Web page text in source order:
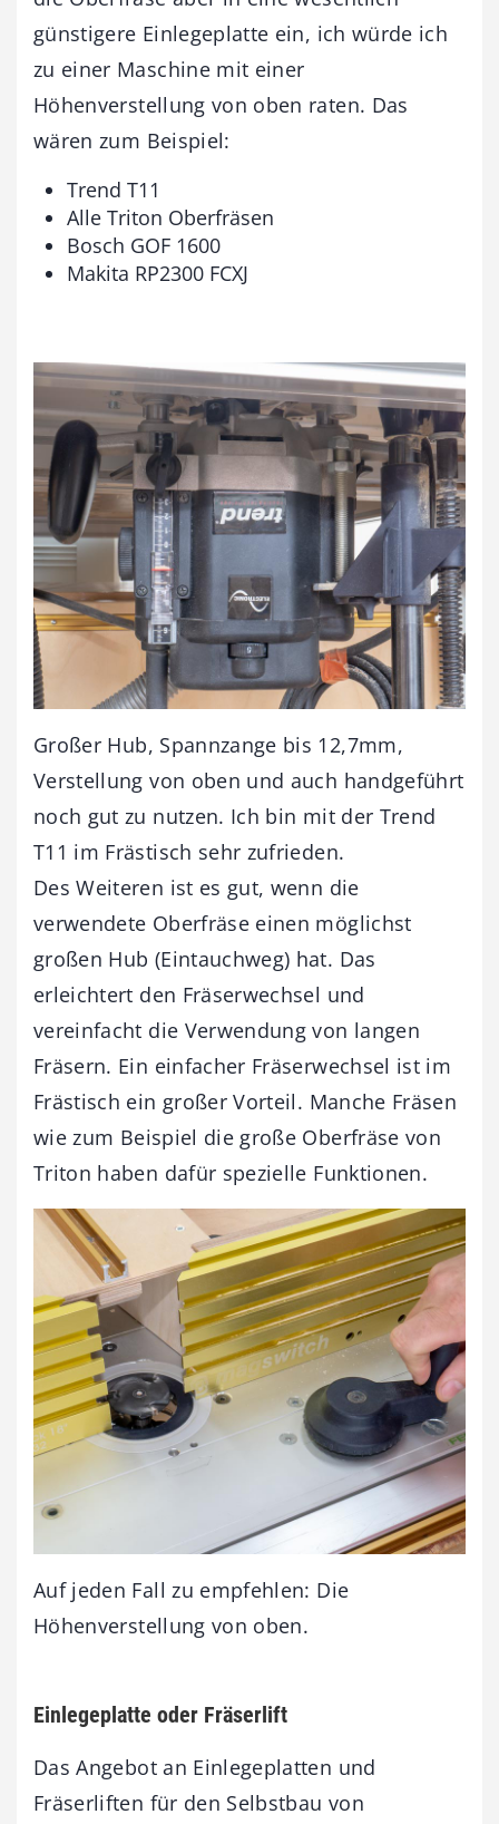
günstigere Einlegeplatte ein, ich würde ich
zu einer Maschine mit einer
Höhenverstellung von oben raten. Das
wären zum Beispiel:
Trend T11
Alle Triton Oberfräsen
Bosch GOF 1600
Makita RP2300 FCXJ
Großer Hub, Spannzange bis 12,7mm,
Verstellung von oben und auch handgeführt
noch gut zu nutzen. Ich bin mit der Trend
T11 im Frästisch sehr zufrieden.
Des Weiteren ist es gut, wenn die
verwendete Oberfräse einen möglichst
großen Hub (Eintauchweg) hat. Das
erleichtert den Fräserwechsel und
vereinfacht die Verwendung von langen
Fräsern. Ein einfacher Fräserwechsel ist im
Frästisch ein großer Vorteil. Manche Fräsen
wie zum Beispiel die große Oberfräse von
Triton haben dafür spezielle Funktionen.
Auf jeden Fall zu empfehlen: Die
Höhenverstellung von oben.
Einlegeplatte oder Fräserlift
Das Angebot an Einlegeplatten und
Fräserliften für den Selbstbau von